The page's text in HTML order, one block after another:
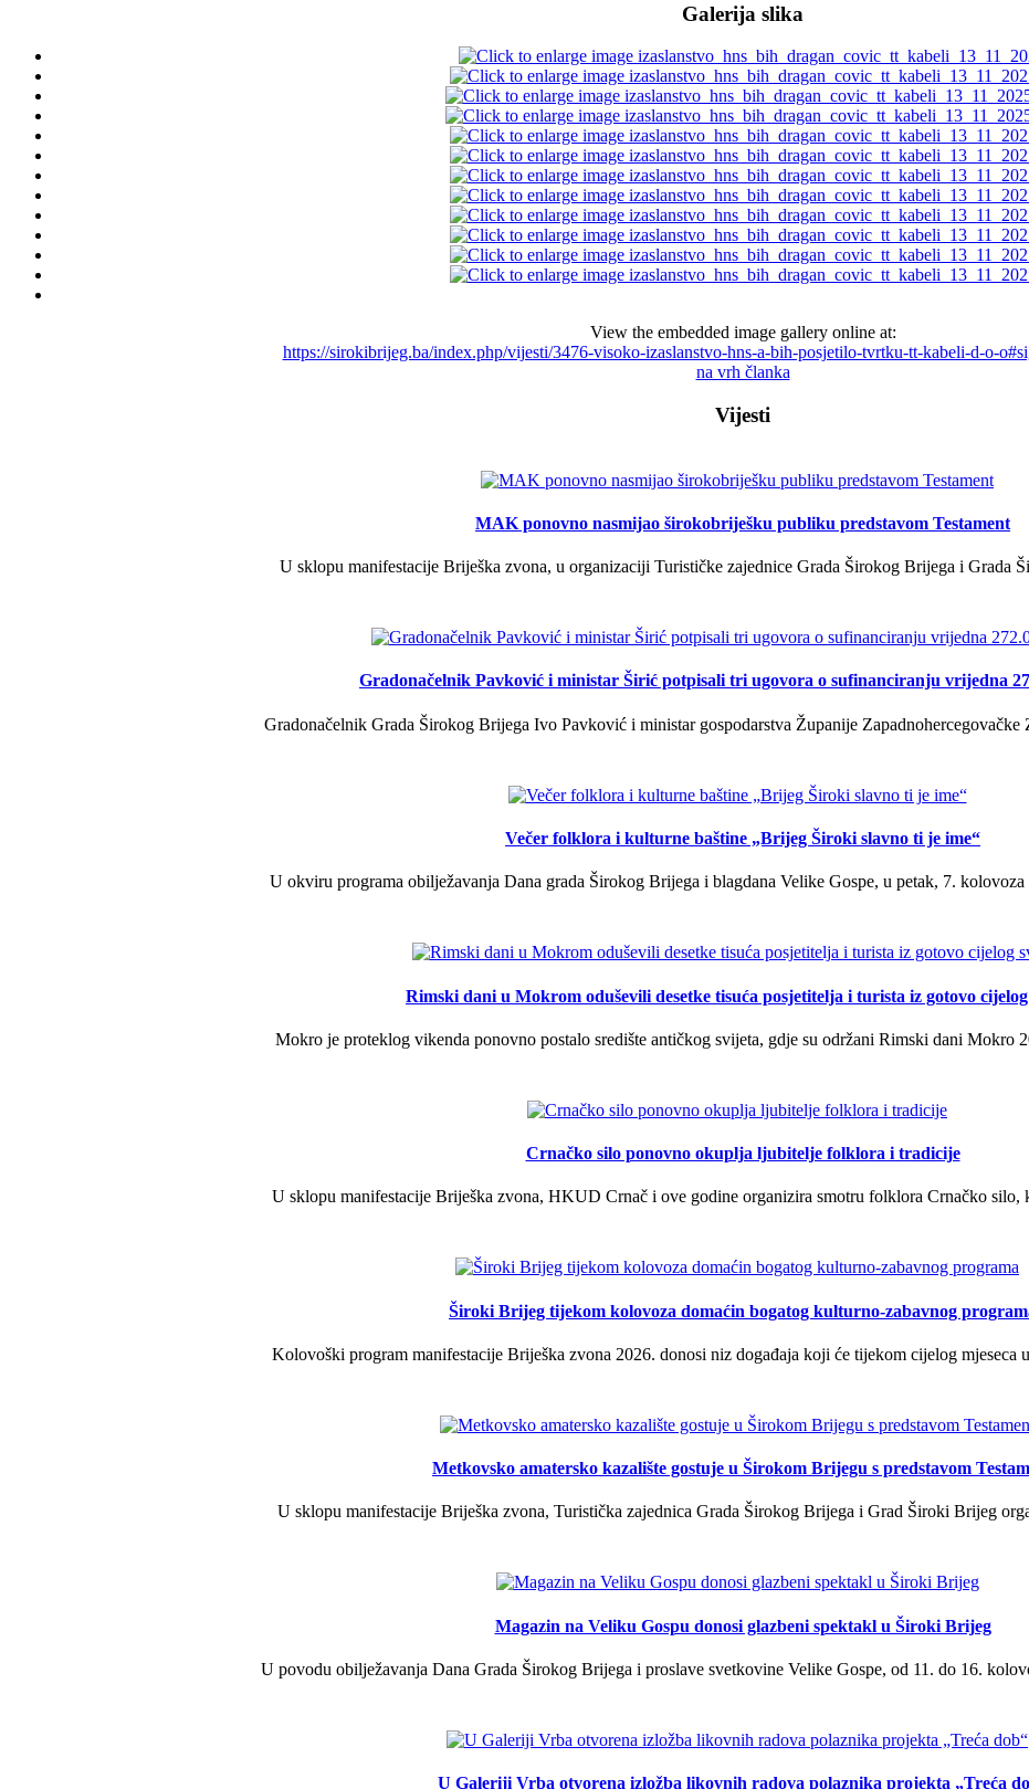
Galerija slika
View the embedded image gallery online at:
https://sirokibrijeg.ba/index.php/vijesti/3476-visoko-izaslanstvo-hns-a-bih-posjetilo-tvrtku-tt-kabeli-d-o-
na vrh članka
Vijesti
MAK ponovno nasmijao širokobriješku publiku predstavom Testament
U sklopu manifestacije Briješka zvona, u organizaciji Turističke zajednice Grada Širokog Brijega i Grada
Gradonačelnik Pavković i ministar Širić potpisali tri ugovora o sufinanciranju vrijedna
Gradonačelnik Grada Širokog Brijega Ivo Pavković i ministar gospodarstva Županije
Večer folklora i kulturne baštine „Brijeg Široki slavno ti je ime“
U okviru programa obilježavanja Dana grada Širokog Brijega i blagdana Velike Gospe, u petak, 7.
Rimski dani u Mokrom oduševili desetke tisuća posjetitelja i turista iz gotovo
Mokro je proteklog vikenda ponovno postalo središte antičkog svijeta, gdje su održani Rimski dani Mokro
Crnačko silo ponovno okuplja ljubitelje folklora i tradicije
U sklopu manifestacije Briješka zvona, HKUD Crnač i ove godine organizira smotru folklora Crnačko silo,
Široki Brijeg tijekom kolovoza domaćin bogatog kulturno-zabavnog
Kolovoški program manifestacije Briješka zvona 2026. donosi niz događaja koji će tijekom cijelog mjeseca
Metkovsko amatersko kazalište gostuje u Širokom Brijegu s predstavom
U sklopu manifestacije Briješka zvona, Turistička zajednica Grada Širokog Brijega i Grad Široki Brijeg
Magazin na Veliku Gospu donosi glazbeni spektakl u Široki Brijeg
U povodu obilježavanja Dana Grada Širokog Brijega i proslave svetkovine Velike Gospe, od 11. do 16.
U Galeriji Vrba otvorena izložba likovnih radova polaznika projekta „Treća